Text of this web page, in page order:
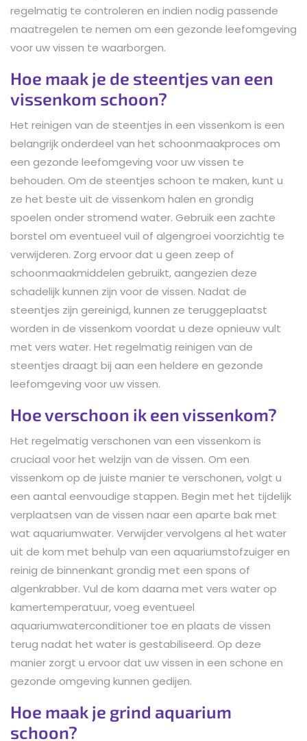
regelmatig te controleren en indien nodig passende
maatregelen te nemen om een gezonde leefomgeving
voor uw vissen te waarborgen.
Hoe maak je de steentjes van een
vissenkom schoon?
Het reinigen van de steentjes in een vissenkom is een
belangrijk onderdeel van het schoonmaakproces om
een gezonde leefomgeving voor uw vissen te
behouden. Om de steentjes schoon te maken, kunt u
ze het beste uit de vissenkom halen en grondig
spoelen onder stromend water. Gebruik een zachte
borstel om eventueel vuil of algengroei voorzichtig te
verwijderen. Zorg ervoor dat u geen zeep of
schoonmaakmiddelen gebruikt, aangezien deze
schadelijk kunnen zijn voor de vissen. Nadat de
steentjes zijn gereinigd, kunnen ze teruggeplaatst
worden in de vissenkom voordat u deze opnieuw vult
met vers water. Het regelmatig reinigen van de
steentjes draagt bij aan een heldere en gezonde
leefomgeving voor uw vissen.
Hoe verschoon ik een vissenkom?
Het regelmatig verschonen van een vissenkom is
cruciaal voor het welzijn van de vissen. Om een
vissenkom op de juiste manier te verschonen, volgt u
een aantal eenvoudige stappen. Begin met het tijdelijk
verplaatsen van de vissen naar een aparte bak met
wat aquariumwater. Verwijder vervolgens al het water
uit de kom met behulp van een aquariumstofzuiger en
reinig de binnenkant grondig met een spons of
algenkrabber. Vul de kom daarna met vers water op
kamertemperatuur, voeg eventueel
aquariumwaterconditioner toe en plaats de vissen
terug nadat het water is gestabiliseerd. Op deze
manier zorgt u ervoor dat uw vissen in een schone en
gezonde omgeving kunnen gedijen.
Hoe maak je grind aquarium
schoon?